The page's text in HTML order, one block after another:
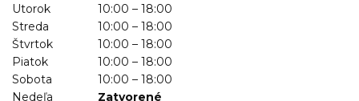
Utorok
10:00 – 18:00
Streda
10:00 – 18:00
Štvrtok
10:00 – 18:00
Piatok
10:00 – 18:00
Sobota
10:00 – 18:00
Nedeľa
Zatvorené